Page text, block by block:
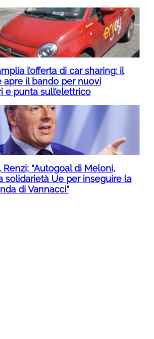
l’offerta di car sharing: il
apre il bando per nuovi
e punta sull’elettrico
Renzi; “Autogoal di Meloni,
solidarietà Ue per inseguire la
di Vannacci”